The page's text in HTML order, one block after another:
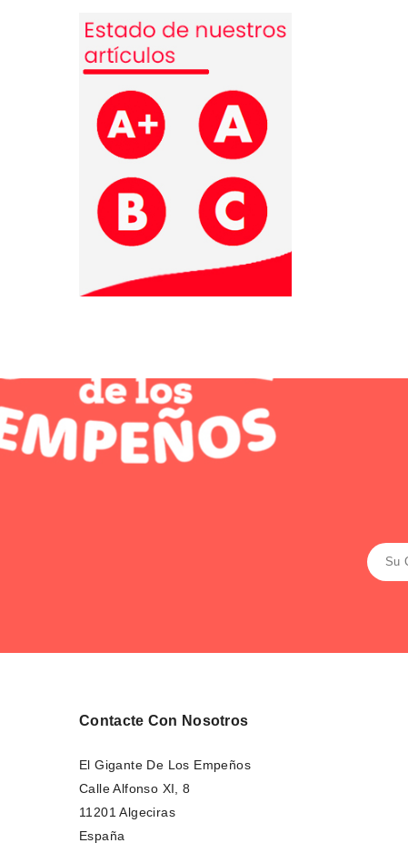
Contacte Con Nosotros
El Gigante De Los Empeños
Calle Alfonso XI, 8
11201 Algeciras
España